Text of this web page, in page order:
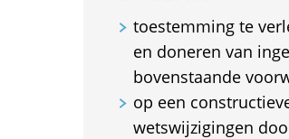
toestemming te
en doneren van
bovenstaande
op een
wetswijzigingen